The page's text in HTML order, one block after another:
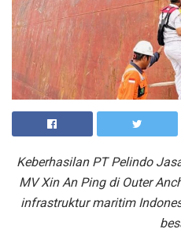
Keberhasilan PT Pelindo
MV Xin An Ping di Outer
infrastruktur maritim